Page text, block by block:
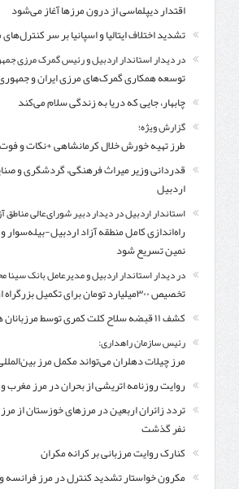
اقتدار دیپلماسی از درون مرزها آغاز می‌شود
تشدید اختلاف ایتالیا و اسپانیا بر سر
در دیدار استاندار اردبیل و رئیس گمرک مرزی
توسعه همکاری گمرک‌های مرزی ایران و
چابهار، جایی که دریا به زندگی سلام می‌کند
گزارش ویژه؛
طرز تهیه خورش خلال کرمانشاهی +نکات و
قدردانی وزیر میراث فرهنگی، گردشگری و
اردبیل
استاندار اردبیل در دیدار دبیر شورای‌عالی مناطق
راه‌اندازی کامل منطقه آزاد اردبیل-بیله‌سوار
نمین تسریع شود
در دیدار استاندار اردبیل و مدیرعامل بانک سینا
تخصیص ۳۰۰میلیارد تومان برای تکمیل بزرگراه اردبیل-سرچم
کشف ۱۱ قبضه سلاح کلت کمری توسط مرزبانان هنگ مرزی ارومیه
رئیس سازمان راهداری:
مرز چیلات دهلران می‌تواند مکمل مرز
روایت روزنامه اتریشی از بحران در مرز مغرب و
نفر گذشت
کنارک روایت مرزبانی بر کرانه مکران
مکرون خواستار تشدید کنترل‌ در مرز فرانسه